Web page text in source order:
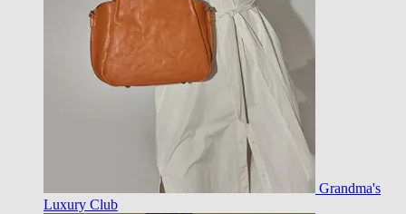
Grandma's
Luxury Club